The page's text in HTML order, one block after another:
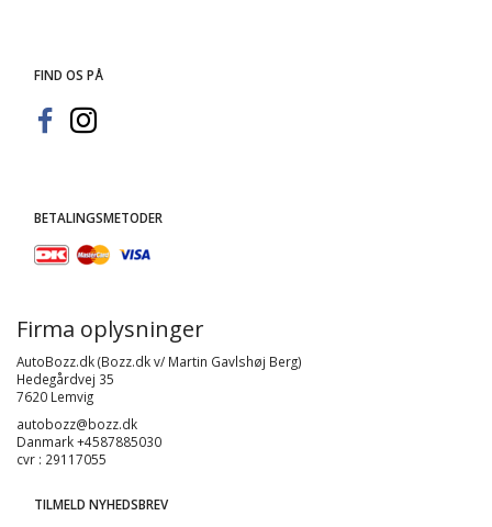
FIND OS PÅ
BETALINGSMETODER
Firma oplysninger
AutoBozz.dk (Bozz.dk v/ Martin Gavlshøj Berg)
Hedegårdvej 35
7620 Lemvig
autobozz@bozz.dk
Danmark +4587885030
cvr : 29117055
TILMELD NYHEDSBREV